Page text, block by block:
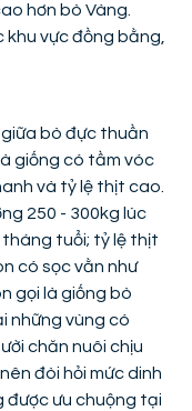
hơn bò Vàng.
vực đồng bằng,
bò đực thuần
giống có tầm vóc
và tỷ lệ thịt cao.
250 - 300kg lúc
tháng tuổi; tỷ lệ thịt
có sọc vằn như
gọi là giống bò
những vùng có
chăn nuôi chịu
đòi hỏi mức dinh
được ưu chuộng tại